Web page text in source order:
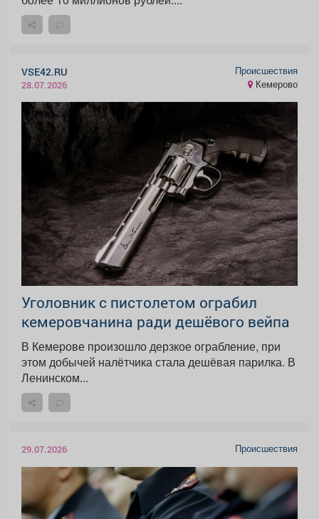
VSE42.RU
28.07.2026
Происшествия
Кемерово
Уголовник с пистолетом ограбил
кемеровчанина ради дешёвого вейпа
В Кемерове произошло дерзкое ограбление, при
этом добычей налётчика стала дешёвая парилка. В
Ленинском...
29.07.2026 Происшествия